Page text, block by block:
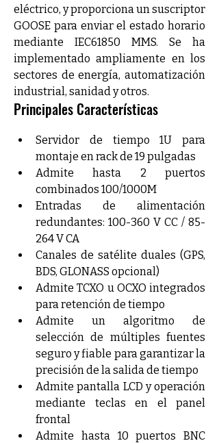
eléctrico, y proporciona un suscriptor
GOOSE para enviar el estado horario
mediante IEC61850 MMS. Se ha
implementado ampliamente en los
sectores de energía, automatización
industrial, sanidad y otros.
Principales Características
Servidor de tiempo 1U para
montaje en rack de 19 pulgadas
Admite hasta 2 puertos
combinados 100/1000M
Entradas de alimentación
redundantes: 100-360 V CC / 85-
264 V CA
Canales de satélite duales (GPS,
BDS, GLONASS opcional)
Admite TCXO u OCXO integrados
para retención de tiempo
Admite un algoritmo de
selección de múltiples fuentes
seguro y fiable para garantizar la
precisión de la salida de tiempo
Admite pantalla LCD y operación
mediante teclas en el panel
frontal
Admite hasta 10 puertos BNC